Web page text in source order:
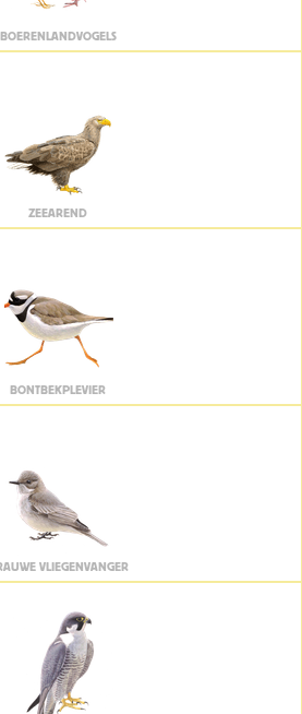
BOERENLANDVOGELS
ZEEAREND
BONTBEKPLEVIER
VLIEGENVANGER